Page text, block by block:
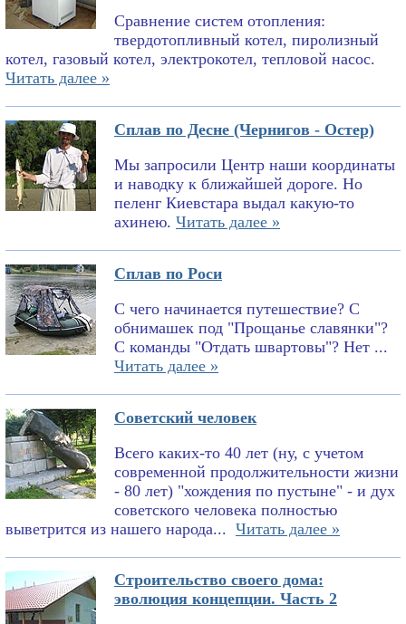
Сравнение систем отопления:
твердотопливный котел, пиролизный
котел, газовый котел, электрокотел, тепловой насос.
Читать далее »
Сплав по Десне (Чернигов - Остер)
Мы запросили Центр наши координаты
и наводку к ближайшей дороге. Но
пеленг Киевстара выдал какую-то
ахинею. Читать далее »
Сплав по Роси
С чего начинается путешествие? С
обнимашек под "Прощанье славянки"?
С команды "Отдать швартовы"? Нет ...
Читать далее »
Советский человек
Всего каких-то 40 лет (ну, с учетом
современной продолжительности жизни
- 80 лет) "хождения по пустыне" - и дух
советского человека полностью
выветрится из нашего народа... Читать далее »
Строительство своего дома:
эволюция концепции. Часть 2